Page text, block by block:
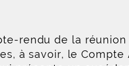
rendu de la
à savoir, le